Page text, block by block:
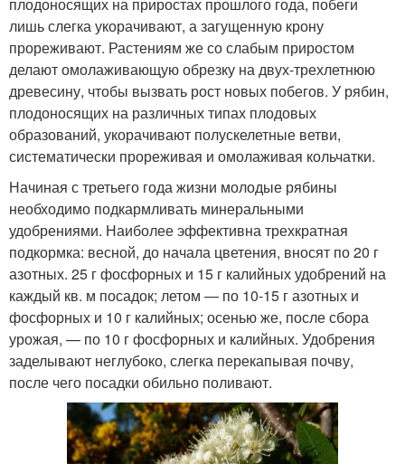
плодоносящих на приростах прошлого года, побеги
лишь слегка укорачивают, а загущенную крону
прореживают. Растениям же со слабым приростом
делают омолаживающую обрезку на двух-трехлетнюю
древесину, чтобы вызвать рост новых побегов. У рябин,
плодоносящих на различных типах плодовых
образований, укорачивают полускелетные ветви,
систематически прореживая и омолаживая кольчатки.
Начиная с третьего года жизни молодые рябины
необходимо подкармливать минеральными
удобрениями. Наиболее эффективна трехкратная
подкормка: весной, до начала цветения, вносят по 20 г
азотных. 25 г фосфорных и 15 г калийных удобрений на
каждый кв. м посадок; летом — по 10-15 г азотных и
фосфорных и 10 г калийных; осенью же, после сбора
урожая, — по 10 г фосфорных и калийных. Удобрения
заделывают неглубоко, слегка перекапывая почву,
после чего посадки обильно поливают.